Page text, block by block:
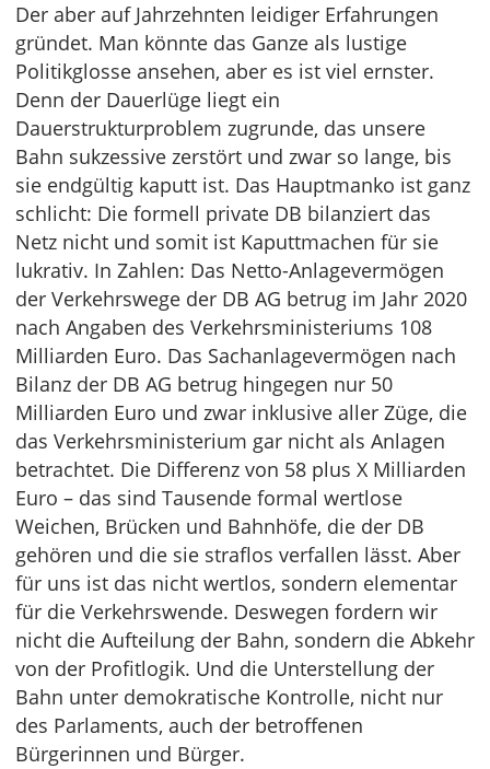
Der aber auf Jahrzehnten leidiger Erfahrungen
gründet. Man könnte das Ganze als lustige
Politikglosse ansehen, aber es ist viel ernster.
Denn der Dauerlüge liegt ein
Dauerstrukturproblem zugrunde, das unsere
Bahn sukzessive zerstört und zwar so lange, bis
sie endgültig kaputt ist. Das Hauptmanko ist ganz
schlicht: Die formell private DB bilanziert das
Netz nicht und somit ist Kaputtmachen für sie
lukrativ. In Zahlen: Das Netto-Anlagevermögen
der Verkehrswege der DB AG betrug im Jahr 2020
nach Angaben des Verkehrsministeriums 108
Milliarden Euro. Das Sachanlagevermögen nach
Bilanz der DB AG betrug hingegen nur 50
Milliarden Euro und zwar inklusive aller Züge, die
das Verkehrsministerium gar nicht als Anlagen
betrachtet. Die Differenz von 58 plus X Milliarden
Euro – das sind Tausende formal wertlose
Weichen, Brücken und Bahnhöfe, die der DB
gehören und die sie straflos verfallen lässt. Aber
für uns ist das nicht wertlos, sondern elementar
für die Verkehrswende. Deswegen fordern wir
nicht die Aufteilung der Bahn, sondern die Abkehr
von der Profitlogik. Und die Unterstellung der
Bahn unter demokratische Kontrolle, nicht nur
des Parlaments, auch der betroffenen
Bürgerinnen und Bürger.